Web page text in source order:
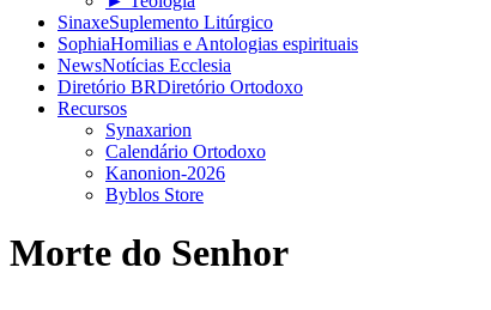
SinaxeSuplemento Litúrgico
SophiaHomilias e Antologias espirituais
NewsNotícias Ecclesia
Diretório BRDiretório Ortodoxo
Recursos
Synaxarion
Calendário Ortodoxo
Kanonion-2026
Byblos Store
Morte do Senhor